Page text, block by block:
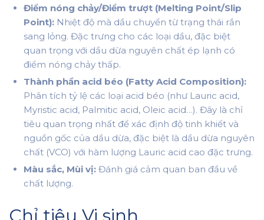
Điểm nóng chảy/Điểm trượt (Melting Point/Slip
Point): Nhiệt độ mà dầu chuyển từ trạng thái rắn
sang lỏng. Đặc trưng cho các loại dầu, đặc biệt
quan trọng với dầu dừa nguyên chất ép lạnh có
điểm nóng chảy thấp.
Thành phần acid béo (Fatty Acid Composition):
Phân tích tỷ lệ các loại acid béo (như Lauric acid,
Myristic acid, Palmitic acid, Oleic acid…). Đây là chỉ
tiêu quan trọng nhất để xác định độ tinh khiết và
nguồn gốc của dầu dừa, đặc biệt là dầu dừa nguyên
chất (VCO) với hàm lượng Lauric acid cao đặc trưng.
Màu sắc, Mùi vị: Đánh giá cảm quan ban đầu về
chất lượng.
Chỉ tiêu Vi sinh